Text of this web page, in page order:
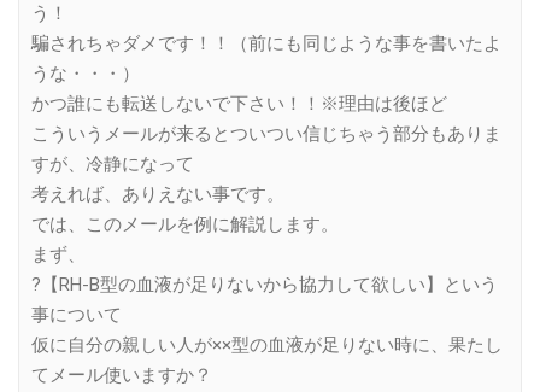
う！
騙されちゃダメです！！（前にも同じような事を書いたよ
うな・・・）
かつ誰にも転送しないで下さい！！※理由は後ほど
こういうメールが来るとついつい信じちゃう部分もありま
すが、冷静になって
考えれば、ありえない事です。
では、このメールを例に解説します。
まず、
?【RH-B型の血液が足りないから協力して欲しい】という
事について
仮に自分の親しい人が××型の血液が足りない時に、果たし
てメール使いますか？